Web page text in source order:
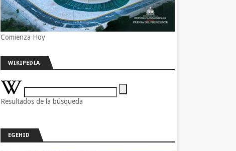
Comienza Hoy
WIKIPEDIA
Resultados de la búsqueda
EGEHID